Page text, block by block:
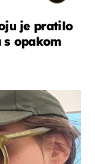
je pratilo
opakom